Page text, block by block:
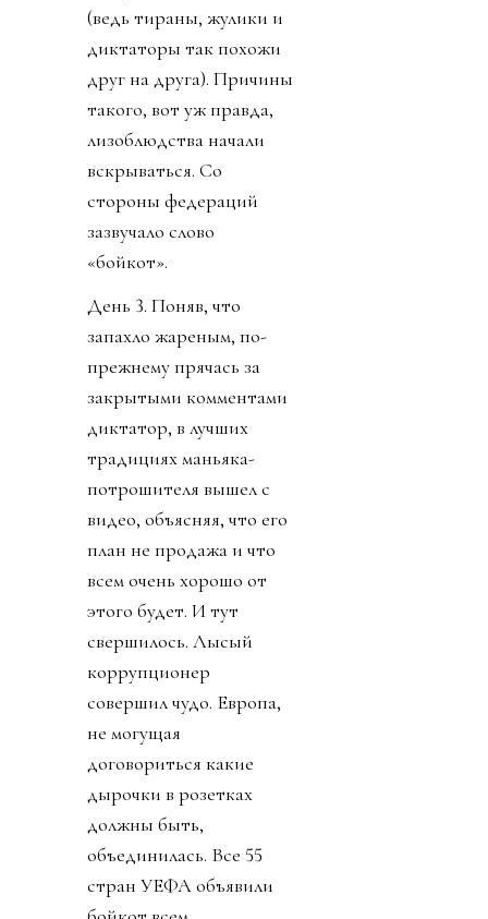
(ведь тираны, жулики и
диктаторы так похожи
друг на друга). Причины
такого, вот уж правда,
лизоблюдства начали
вскрываться. Со
стороны федераций
зазвучало слово
«бойкот».
День 3. Поняв, что
запахло жареным, по-
прежнему прячась за
закрытыми комментами
диктатор, в лучших
традициях маньяка-
потрошителя вышел с
видео, объясняя, что его
план не продажа и что
всем очень хорошо от
этого будет. И тут
свершилось. Лысый
коррупционер
совершил чудо. Европа,
не могущая
договориться какие
дырочки в розетках
должны быть,
объединилась. Все 55
стран УЕФА объявили